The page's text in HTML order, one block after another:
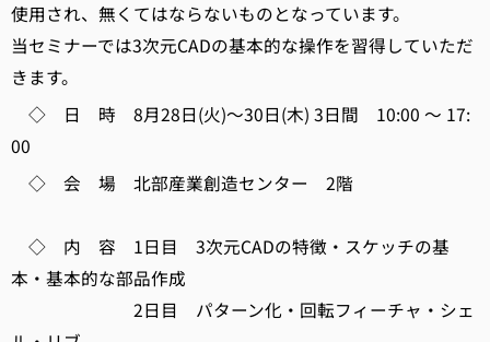
使用され、無くてはならないものとなっています。
当セミナーでは3次元CADの基本的な操作を習得していただ
きます。
◇ 日 時 8月28日(火)～30日(木) 3日間 10:00 ～ 17:
00
◇ 会 場 北部産業創造センター 2階
◇ 内 容 1日目 3次元CADの特徴・スケッチの基
本・基本的な部品作成
2日目 パターン化・回転フィーチャ・シェ